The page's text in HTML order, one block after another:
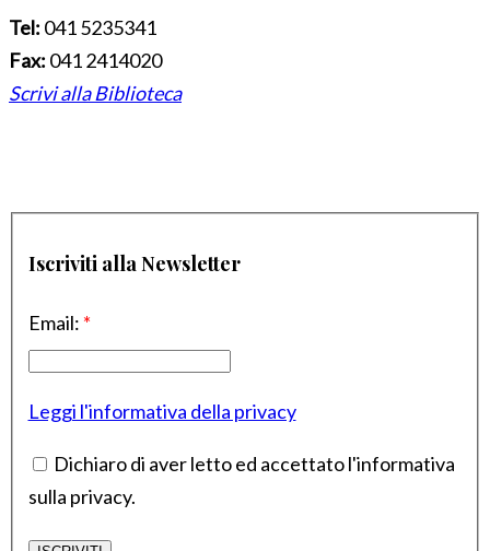
Tel: 041 5235341
Fax: 041 2414020
Scrivi alla Biblioteca
Iscriviti alla Newsletter
Email: *
Leggi l'informativa della privacy
Dichiaro di aver letto ed accettato l'informativa
sulla privacy.